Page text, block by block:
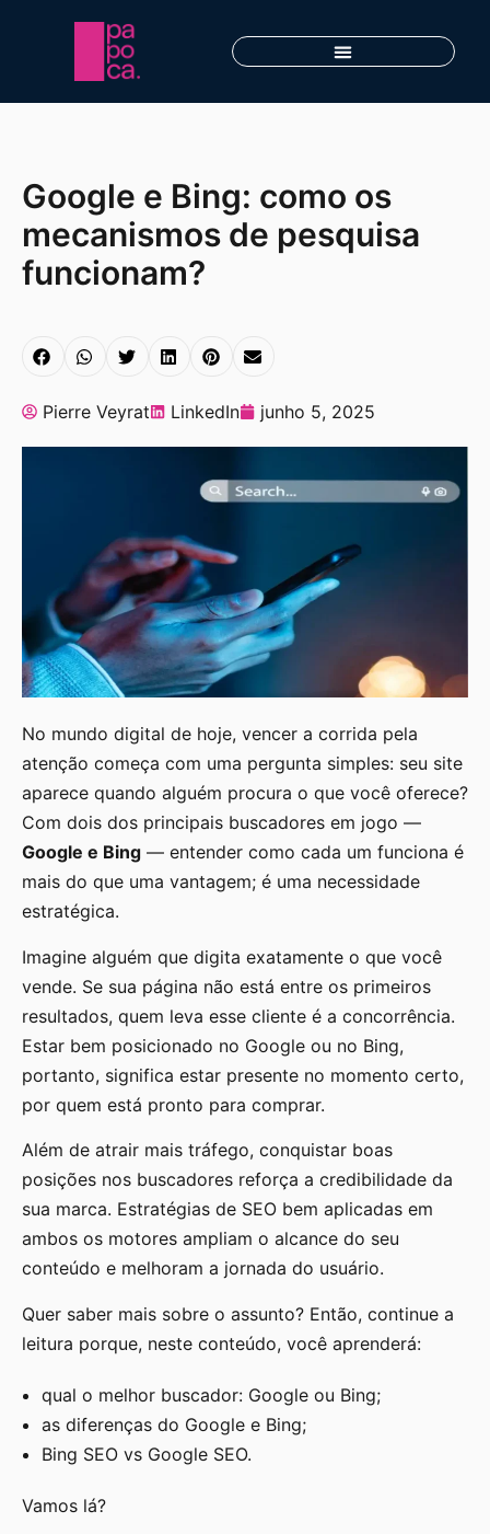
Google e Bing: como os
mecanismos de pesquisa
funcionam?
Pierre Veyrat LinkedIn junho 5, 2025
No mundo digital de hoje, vencer a corrida pela
atenção começa com uma pergunta simples: seu site
aparece quando alguém procura o que você oferece?
Com dois dos principais buscadores em jogo —
Google e Bing — entender como cada um funciona é
mais do que uma vantagem; é uma necessidade
estratégica.
Imagine alguém que digita exatamente o que você
vende. Se sua página não está entre os primeiros
resultados, quem leva esse cliente é a concorrência.
Estar bem posicionado no Google ou no Bing,
portanto, significa estar presente no momento certo,
por quem está pronto para comprar.
Além de atrair mais tráfego, conquistar boas
posições nos buscadores reforça a credibilidade da
sua marca. Estratégias de SEO bem aplicadas em
ambos os motores ampliam o alcance do seu
conteúdo e melhoram a jornada do usuário.
Quer saber mais sobre o assunto? Então, continue a
leitura porque, neste conteúdo, você aprenderá:
qual o melhor buscador: Google ou Bing;
as diferenças do Google e Bing;
Bing SEO vs Google SEO.
Vamos lá?